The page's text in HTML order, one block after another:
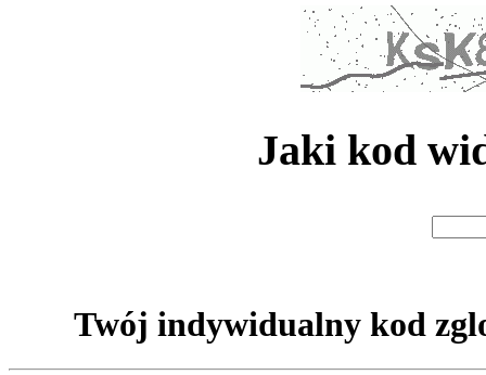
Jaki kod
Twój indywidualny kod